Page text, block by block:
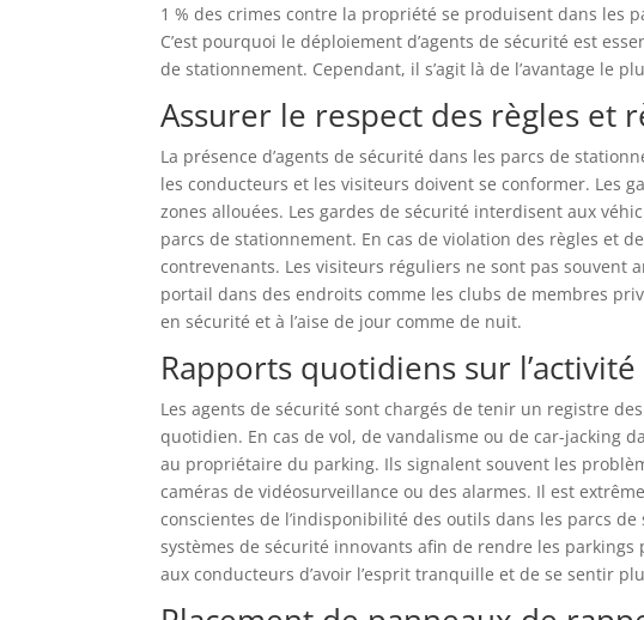
1 % des crimes contre la propriété se produisent dans les
C’est pourquoi le déploiement d’agents de sécurité est
de stationnement. Cependant, il s’agit là de l’avantage le
Assurer le respect des règles et
La présence d’agents de sécurité dans les parcs de
les conducteurs et les visiteurs doivent se conformer. Les
zones allouées. Les gardes de sécurité interdisent aux
parcs de stationnement. En cas de violation des règles et
contrevenants. Les visiteurs réguliers ne sont pas
portail dans des endroits comme les clubs de membres
en sécurité et à l’aise de jour comme de nuit.
Rapports quotidiens sur
Les agents de sécurité sont chargés de tenir un registre
quotidien. En cas de vol, de vandalisme ou de car-jacking
au propriétaire du parking. Ils signalent souvent les
caméras de vidéosurveillance ou des alarmes. Il est
conscientes de l’indisponibilité des outils dans les parcs
systèmes de sécurité innovants afin de rendre les
aux conducteurs d’avoir l’esprit tranquille et de se sentir